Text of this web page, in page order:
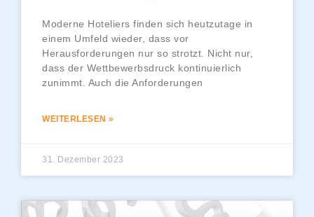
Moderne Hoteliers finden sich heutzutage in
einem Umfeld wieder, dass vor
Herausforderungen nur so strotzt. Nicht nur,
dass der Wettbewerbsdruck kontinuierlich
zunimmt. Auch die Anforderungen
WEITERLESEN »
31. Dezember 2023